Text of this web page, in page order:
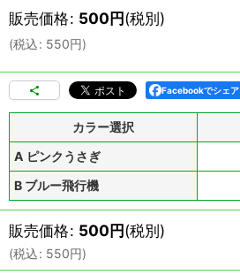
販売価格: 500円(税別)
(税込: 550円)
Facebookでシェア
カラー選択
A ピンクうさぎ
B ブルー飛行機
販売価格: 500円(税別)
(税込: 550円)